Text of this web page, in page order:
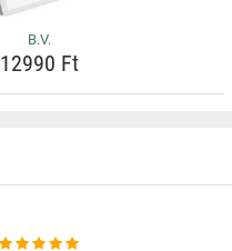
B.V.
12990 Ft